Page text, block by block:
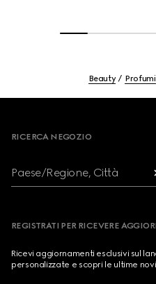
Beauty Profumi
RICERCA NEGOZIO
Paese/Regione, Città
REGISTRATI PER RICEVERE
Ricevi aggiornamenti esclusivi sul
personalizzate e scopri le ultime